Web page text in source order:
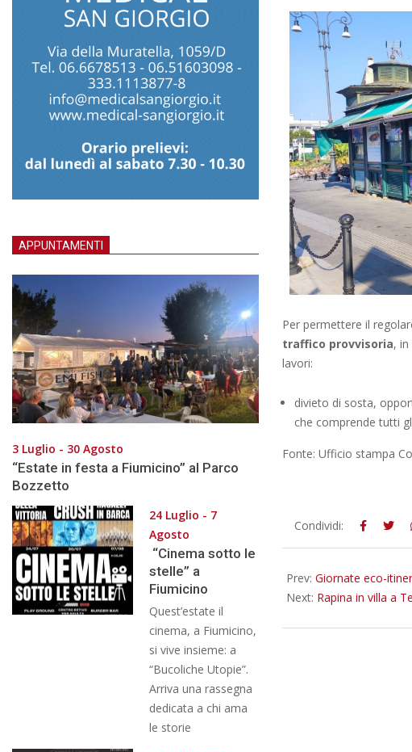
Per permettere il
traffico provvisoria,
lavori:
divieto di sosta,
che comprende tutti
Fonte: Ufficio stampa
2025-
04-
Condividi:
Prev: Giornate eco-
Next: Rapina in villa a
APPUNTAMENTI
3 Luglio - 30 Agosto
“Estate in festa a Fiumicino” al Parco
Bozzetto
24 Luglio - 7
Agosto
“Cinema sotto le
stelle” a
Fiumicino
Quest’estate il
cinema, a Fiumicino,
si vive insieme: a
“Bucoliche Utopie”.
Arriva una rassegna
dedicata a chi ama
le storie